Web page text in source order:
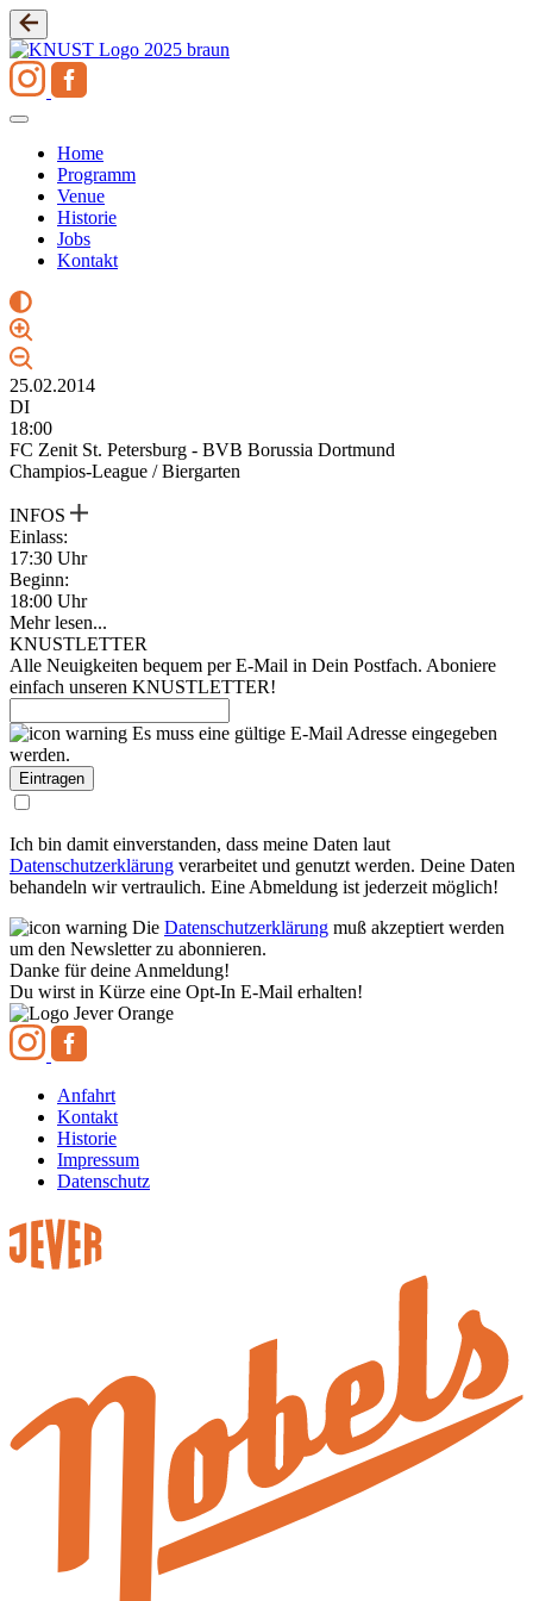
Zum
Inhalt
springen
Home
Programm
Venue
Historie
Jobs
Kontakt
25.02.2014
DI
18:00
FC Zenit St. Petersburg - BVB Borussia Dortmund
Champios-League / Biergarten
INFOS
Einlass:
17:30 Uhr
Beginn:
18:00 Uhr
Mehr lesen...
KNUSTLETTER
Alle Neuigkeiten bequem per E-Mail in Dein Postfach. Aboniere
einfach unseren KNUSTLETTER!
Es muss eine gültige E-Mail Adresse eingegeben
werden.
Ich bin damit einverstanden, dass meine Daten laut
Datenschutzerklärung verarbeitet und genutzt werden. Deine Daten
behandeln wir vertraulich. Eine Abmeldung ist jederzeit möglich!
Die Datenschutzerklärung muß akzeptiert werden
um den Newsletter zu abonnieren.
Danke für deine Anmeldung!
Du wirst in Kürze eine Opt-In E-Mail erhalten!
Anfahrt
Kontakt
Historie
Impressum
Datenschutz